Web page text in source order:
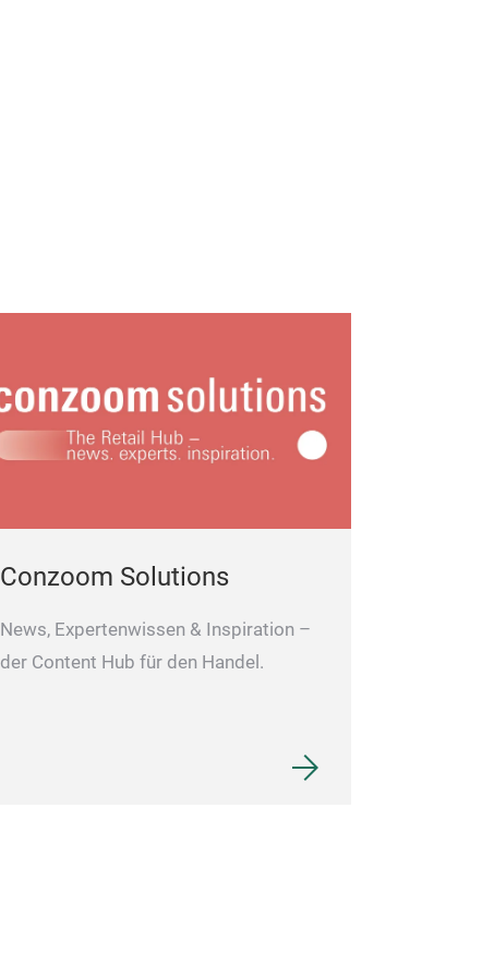
Conzoom Solutions
News, Expertenwissen & Inspiration –
der Content Hub für den Handel.